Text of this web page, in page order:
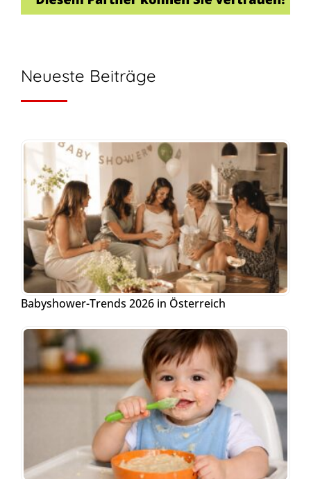
Neueste Beiträge
Babyshower-Trends 2026 in Österreich